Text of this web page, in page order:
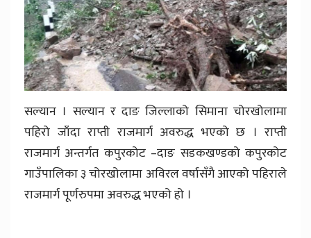
सल्यान । सल्यान र दाङ जिल्लाको सिमाना चोरखोलामा
पहिरो जाँदा राप्ती राजमार्ग अवरुद्ध भएको छ । राप्ती
राजमार्ग अन्तर्गत कपुरकोट –दाङ सडकखण्डको कपुरकोट
गाउँपालिका ३ चोरखोलामा अविरल वर्षासँगै आएको पहिराले
राजमार्ग पूर्णरुपमा अवरुद्ध भएको हो ।